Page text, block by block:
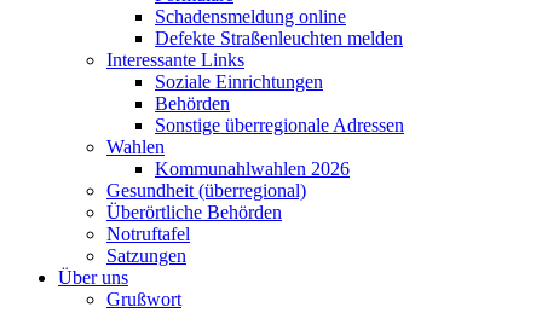
Schadensmeldung online
Defekte Straßenleuchten melden
Interessante Links
Soziale Einrichtungen
Behörden
Sonstige überregionale Adressen
Wahlen
Kommunahlwahlen 2026
Gesundheit (überregional)
Überörtliche Behörden
Notruftafel
Satzungen
Über uns
Grußwort